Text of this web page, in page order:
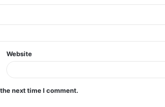
Website
next time I comment.